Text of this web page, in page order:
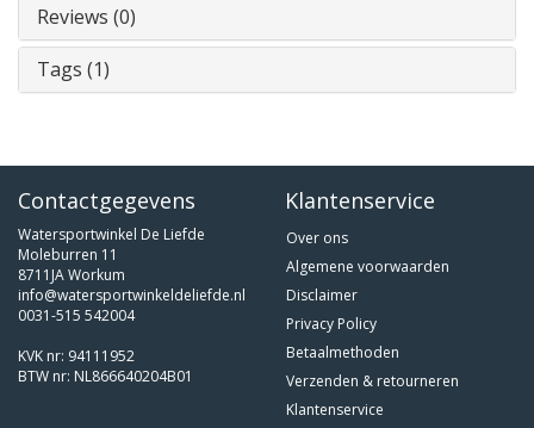
Reviews (0)
Tags (1)
Contactgegevens
Watersportwinkel De Liefde
Moleburren 11
8711JA Workum
info@watersportwinkeldeliefde.nl
0031-515 542004
KVK nr: 94111952
BTW nr: NL866640204B01
Klantenservice
Over ons
Algemene voorwaarden
Disclaimer
Privacy Policy
Betaalmethoden
Verzenden & retourneren
Klantenservice